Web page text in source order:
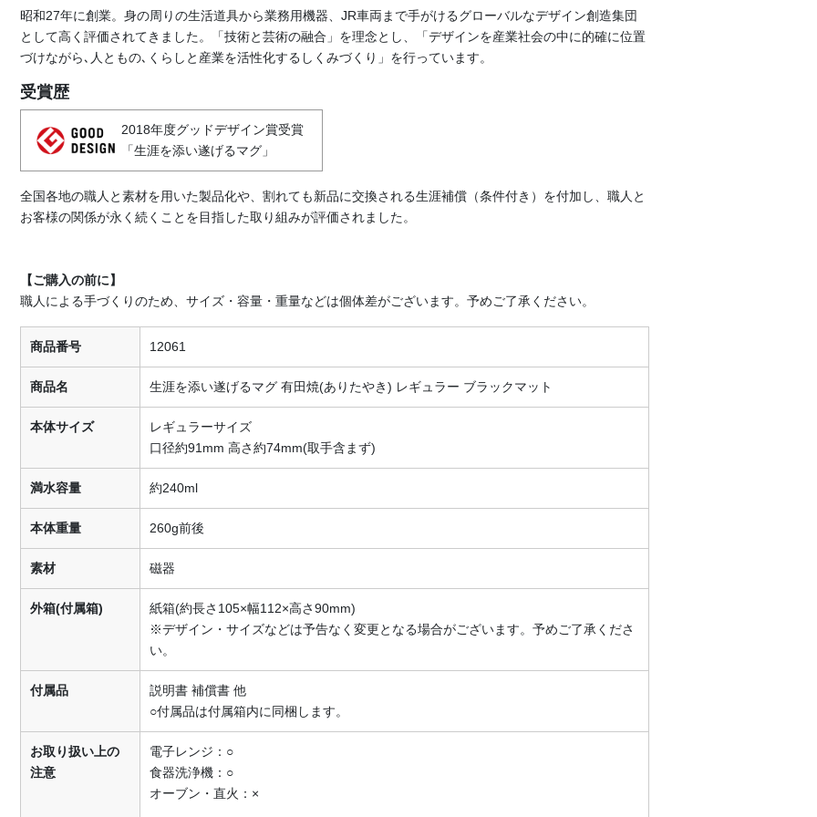
昭和27年に創業。身の周りの生活道具から業務用機器、JR車両まで手がけるグローバルなデザイン創造集団
として高く評価されてきました。「技術と芸術の融合」を理念とし、「デザインを産業社会の中に的確に位置
づけながら､人ともの､くらしと産業を活性化するしくみづくり」を行っています。
受賞歴
2018年度グッドデザイン賞受賞
「生涯を添い遂げるマグ」
全国各地の職人と素材を用いた製品化や、割れても新品に交換される生涯補償（条件付き）を付加し、職人と
お客様の関係が永く続くことを目指した取り組みが評価されました。
【ご購入の前に】
職人による手づくりのため、サイズ・容量・重量などは個体差がございます。予めご了承ください。
商品番号 12061
商品名 生涯を添い遂げるマグ 有田焼(ありたやき) レギュラー ブラックマット
本体サイズ
レギュラーサイズ
口径約91mm 高さ約74mm(取手含まず)
満水容量 約240ml
本体重量 260g前後
素材 磁器
外箱(付属箱)
紙箱(約長さ105×幅112×高さ90mm)
※デザイン・サイズなどは予告なく変更となる場合がございます。予めご了承くださ
い。
付属品
説明書 補償書 他
○付属品は付属箱内に同梱します。
お取り扱い上の
注意
電子レンジ：○
食器洗浄機：○
オーブン・直火：×